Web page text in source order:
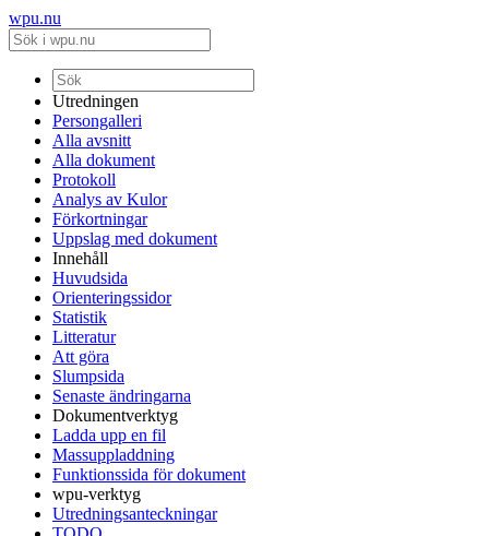
wpu.nu
Utredningen
Persongalleri
Alla avsnitt
Alla dokument
Protokoll
Analys av Kulor
Förkortningar
Uppslag med dokument
Innehåll
Huvudsida
Orienteringssidor
Statistik
Litteratur
Att göra
Slumpsida
Senaste ändringarna
Dokumentverktyg
Ladda upp en fil
Massuppladdning
Funktionssida för dokument
wpu-verktyg
Utredningsanteckningar